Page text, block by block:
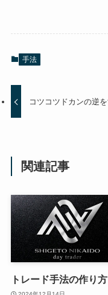
手法
コツコツドカンの逆
関連記事
トレード手法の作り方